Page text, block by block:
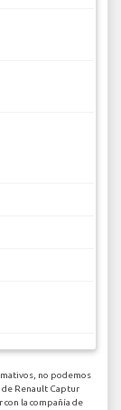
no podemos
de Renault Captur
la compañía de